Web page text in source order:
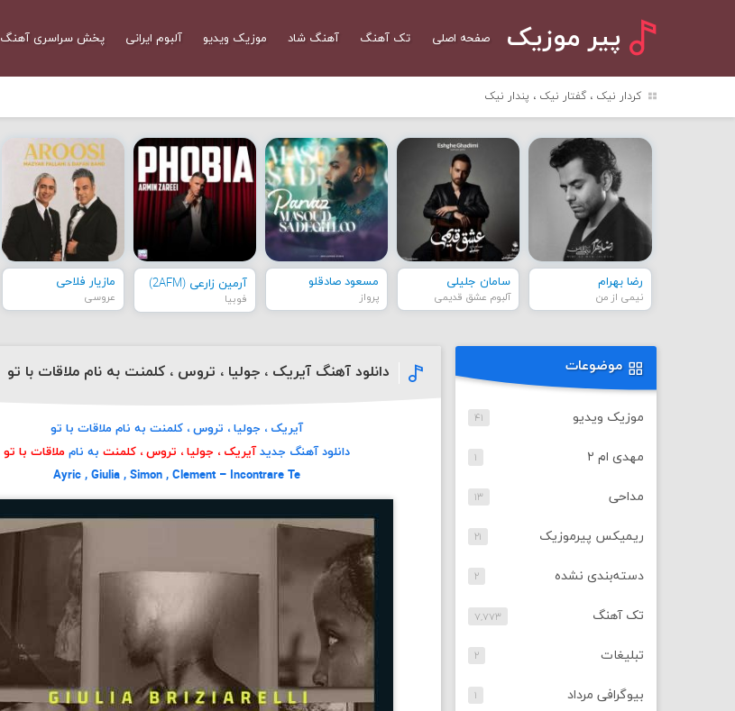
پیر موزیک صفحه اصلی تک آهنگ آهنگ شاد موزیک ویدیو آلبوم ایرانی پخش سراسری آهنگ
کردار نیک ، گفتار نیک ، پندار نیک
رضا بهرام
نیمی از من
سامان جلیلی
آلبوم عشق قدیمی
مسعود صادقلو
پرواز
آرمین زارعی (2AFM)
فوبیا
مازیار فلاحی
عروسی
دانلود آهنگ آیریک ، جولیا ، تروس ، کلمنت به نام ملاقات با تو
آیریک ، جولیا ، تروس ، کلمنت به نام ملاقات با تو
دانلود آهنگ جدیدآیریک ، جولیا ، تروس ، کلمنت به نامملاقات با تو
Ayric , Giulia , Simon , Clement – Incontrare Te
موضوعات
موزیک ویدیو ۴۱
مهدی ام ۲ ۱
مداحی ۱۳
ریمیکس پیرموزیک ۲۱
دسته‌بندی نشده ۲
تک آهنگ ۷,۷۷۳
تبلیغات ۲
بیوگرافی مرداد ۱